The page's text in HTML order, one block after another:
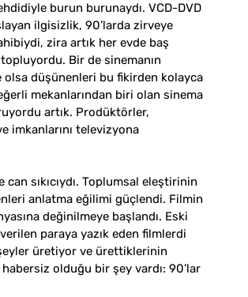
burun burunaydı. VCD-DVD
ilgisizlik, 90’larda zirveye
zira artık her evde baş
Bir de sinemanın
olsa düşünenleri bu fikirden kolayca
mekanlarından biri olan sinema
artık. Prodüktörler,
imkanlarını televizyona
sıkıcıydı. Toplumsal eleştirinin
anlatma eğilimi güçlendi. Filmin
değinilmeye başlandı. Eski
verilen paraya yazık eden filmlerdi
üretiyor ve ürettiklerinin
olduğu bir şey vardı: 90’lar